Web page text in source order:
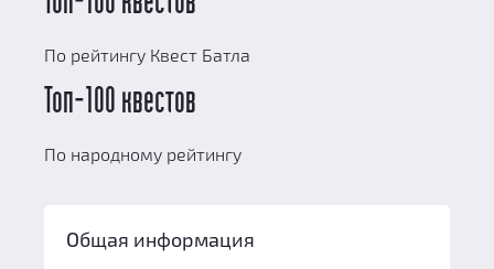
По рейтингу Квест Батла
Топ-100 квестов
По народному рейтингу
Общая информация